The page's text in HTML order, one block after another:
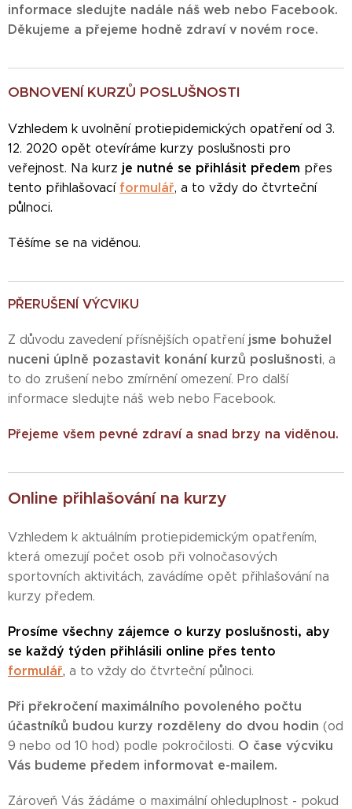
informace sledujte nadále náš web nebo Facebook.
Děkujeme a přejeme hodně zdraví v novém roce.
OBNOVENÍ KURZŮ POSLUŠNOSTI
Vzhledem k uvolnění protiepidemických opatření od 3.
12. 2020 opět otevíráme kurzy poslušnosti pro
veřejnost. Na kurz je nutné se přihlásit předem přes
tento přihlašovací formulář, a to vždy do čtvrteční
půlnoci.
Těšíme se na viděnou.
PŘERUŠENÍ VÝCVIKU
Z důvodu zavedení přísnějších opatření jsme bohužel
nuceni úplně pozastavit konání kurzů poslušnosti, a
to do zrušení nebo zmírnění omezení. Pro další
informace sledujte náš web nebo Facebook.
Přejeme všem pevné zdraví a snad brzy na viděnou.
Online přihlašování na kurzy
Vzhledem k aktuálním protiepidemickým opatřením,
která omezují počet osob při volnočasových
sportovních aktivitách, zavádíme opět přihlašování na
kurzy předem.
Prosíme všechny zájemce o kurzy poslušnosti, aby
se každý týden přihlásili online přes tento
formulář, a to vždy do čtvrteční půlnoci.
Při překročení maximálního povoleného počtu
účastníků budou kurzy rozděleny do dvou hodin (od
9 nebo od 10 hod) podle pokročilosti. O čase výcviku
Vás budeme předem informovat e-mailem.
Zároveň Vás žádáme o maximální ohleduplnost - pokud